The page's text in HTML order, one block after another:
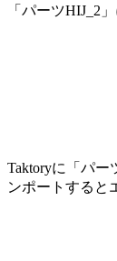
「パーツHIJ_2
Taktoryに「パー
ンポートすると